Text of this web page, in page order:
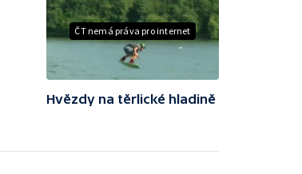
ČT nemá práva pro internet
Hvězdy na těrlické hladině